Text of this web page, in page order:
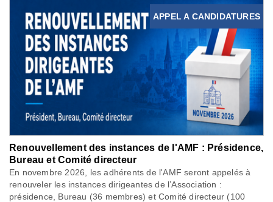
APPEL A CANDIDATURES
Renouvellement des instances de l'AMF : Présidence,
Bureau et Comité directeur
En novembre 2026, les adhérents de l'AMF seront appelés à
renouveler les instances dirigeantes de l’Association :
présidence, Bureau (36 membres) et Comité directeur (100